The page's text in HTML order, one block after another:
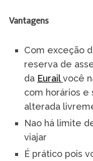
Vantagens
Com exceção
reserva de
da Eurailvocê
com horários e
alterada
Nao há limite
viajar
É prático pois